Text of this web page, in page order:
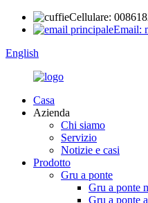
Cellulare:
Email:
English
Casa
Azienda
Chi siamo
Servizio
Notizie e casi
Prodotto
Gru a ponte
Gru a ponte
Gru a ponte